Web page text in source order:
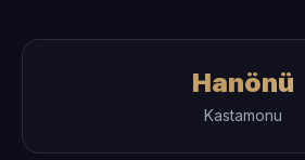
Hanönü
Kastamonu